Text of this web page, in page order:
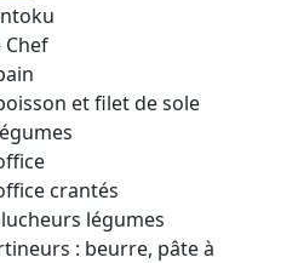
Chef
et filet de sole
crantés
légumes
: beurre, pâte à